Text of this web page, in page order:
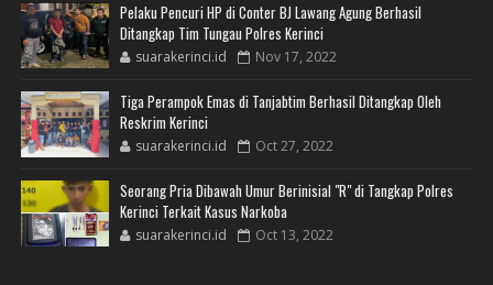
Pelaku Pencuri HP di Conter BJ Lawang Agung Berhasil
Ditangkap Tim Tungau Polres Kerinci
suarakerinci.id Nov 17, 2022
Tiga Perampok Emas di Tanjabtim Berhasil Ditangkap Oleh
Reskrim Kerinci
suarakerinci.id Oct 27, 2022
Seorang Pria Dibawah Umur Berinisial "R" di Tangkap Polres
Kerinci Terkait Kasus Narkoba
suarakerinci.id Oct 13, 2022